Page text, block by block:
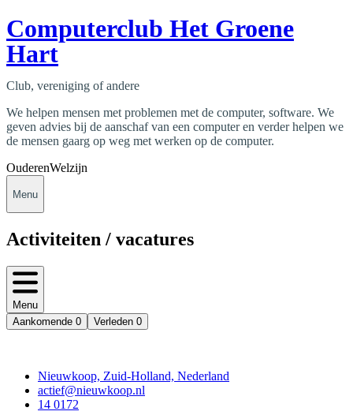
Computerclub Het Groene
Hart
Club, vereniging of andere
We helpen mensen met problemen met de computer, software. We
geven advies bij de aanschaf van een computer en verder helpen we
de mensen gaarg op weg met werken op de computer.
OuderenWelzijn
Menu
Activiteiten / vacatures
Menu
Aankomende 0 Verleden 0
Nieuwkoop, Zuid-Holland, Nederland
actief@nieuwkoop.nl
14 0172